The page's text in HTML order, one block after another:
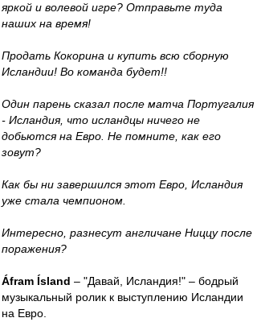
яркой и волевой игре? Отправьте туда
наших на время!
Продать Кокорина и купить всю сборную
Исландии! Во команда будет!!
Один парень сказал после матча Португалия
- Исландия, что исландцы ничего не
добьются на Евро. Не помните, как его
зовут?
Как бы ни завершился этот Евро, Исландия
уже стала чемпионом.
Интересно, разнесут англичане Ниццу после
поражения?
Áfram Ísland – "Давай, Исландия!" – бодрый
музыкальный ролик к выступлению Исландии
на Евро.